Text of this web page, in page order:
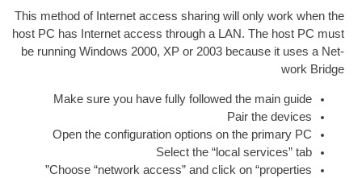
This meth­od of Inter­net access shar­ing will
host PC has Inter­net access through a LAN
be run­ning Win­dows2000,XP or2003
Make sure you have fully fol­lowed the
Open the con­fig­ur­a­tion options on the
Select the “loc­al
Choose “net­work access” and click on